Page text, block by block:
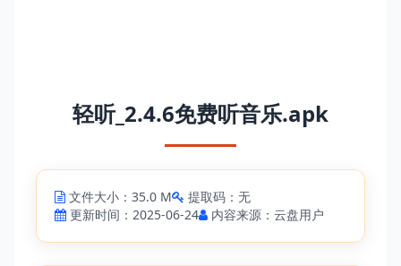
轻听_2.4.6免费听音乐.apk
文件大小：35.0 M
提取码：无
更新时间：2025-06-24
内容来源：云盘用户